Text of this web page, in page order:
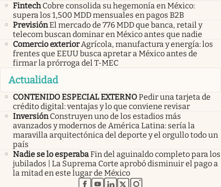
Fintech Cobre consolida su hegemonía en México:
supera los 1,500 MDD mensuales en pagos B2B
PrevisiónEl mercado de 776 MDD que banca, retail y
telecom buscan dominar en México antes que nadie
Comercio exterior Agrícola, manufactura y energía: los
frentes que EEUU busca apretar a México antes de
firmar la prórroga del T-MEC
Actualidad
CONTENIDO ESPECIAL EXTERNOPedir una tarjeta de
crédito digital: ventajas y lo que conviene revisar
Inversión Construyen uno de los estadios más
avanzados y modernos de América Latina: sería la
maravilla arquitectónica del deporte y el orgullo todo un
país
Nadie se lo esperabaFin del aguinaldo completo para los
jubilados | La Suprema Corte aprobó disminuir el pago a
la mitad en este lugar de México
abre en nueva pestaña
abre en nueva pestaña
abre en nueva pestaña
abre en nueva pestaña
abre en nueva pestaña